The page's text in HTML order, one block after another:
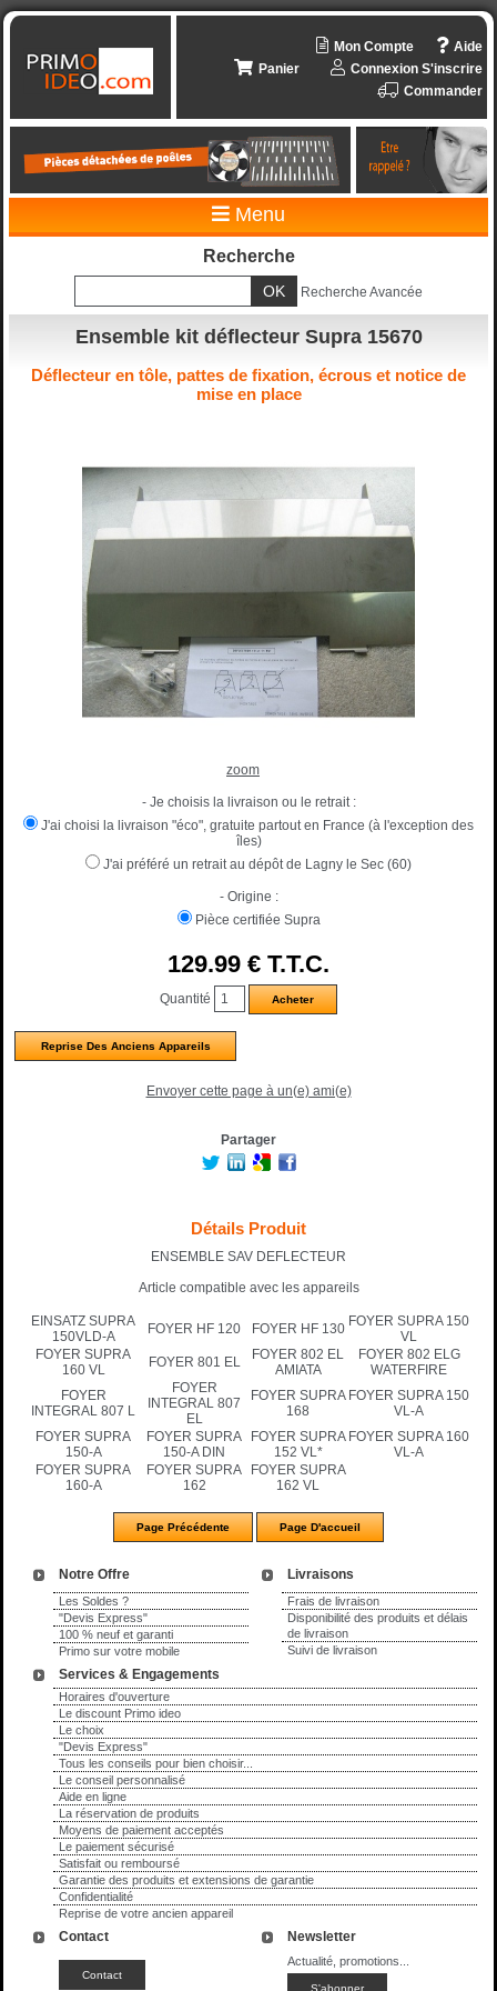
Aide
Mon Compte
Connexion S'inscrire
Panier
Commander
Menu
Notre Offre
Les Soldes ?
"Devis Express"
100 % neuf et garanti
Primo sur votre mobile
Livraisons
Frais de livraison
Disponibilité des produits et délais
de livraison
Suivi de livraison
Services & Engagements
Horaires d'ouverture
Le discount Primo ideo
Le choix
"Devis Express"
Tous les conseils pour bien choisir...
Le conseil personnalisé
Aide en ligne
La réservation de produits
Moyens de paiement acceptés
Le paiement sécurisé
Satisfait ou remboursé
Garantie des produits et extensions de garantie
Confidentialité
Reprise de votre ancien appareil
Recherche
Recherche Avancée
Contact Newsletter
Actualité, promotions...
Ensemble kit déflecteur Supra 15670
Déflecteur en tôle, pattes de fixation, écrous et notice de
mise en place
zoom
- Je choisis la livraison ou le retrait :
J'ai choisi la livraison "éco", gratuite partout en France (à l'exception des
îles)
J'ai préféré un retrait au dépôt de Lagny le Sec (60)
- Origine :
Pièce certifiée Supra
129.99 € T.T.C.
Quantité
Reprise Des Anciens Appareils
Envoyer cette page à un(e) ami(e)
Partager
Détails Produit
ENSEMBLE SAV DEFLECTEUR
Article compatible avec les appareils
EINSATZ SUPRA
150VLD-A
FOYER HF 120 FOYER HF 130 FOYER SUPRA 150
VL
FOYER SUPRA
160 VL
FOYER 801 EL
FOYER 802 EL
AMIATA
FOYER 802 ELG
WATERFIRE
FOYER
INTEGRAL 807 L
FOYER
INTEGRAL 807
EL
FOYER SUPRA
168
FOYER SUPRA 150
VL-A
FOYER SUPRA
150-A
FOYER SUPRA
150-A DIN
FOYER SUPRA
152 VL*
FOYER SUPRA 160
VL-A
FOYER SUPRA
160-A
FOYER SUPRA
162
FOYER SUPRA
162 VL